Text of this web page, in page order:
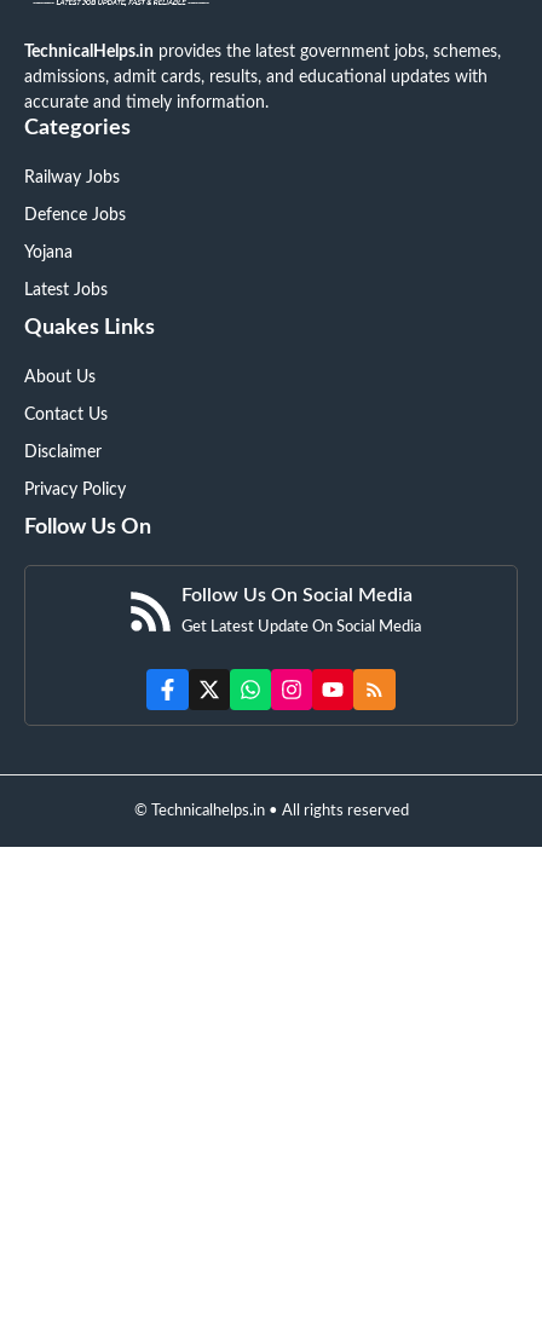
TechnicalHelps.in provides the latest government jobs, schemes,
admissions, admit cards, results, and educational updates with
accurate and timely information.
Categories
Railway Jobs
Defence Jobs
Yojana
Latest Jobs
Quakes Links
About Us
Contact Us
Disclaimer
Privacy Policy
Follow Us On
Follow Us On Social Media
Get Latest Update On Social Media
© Technicalhelps.in • All rights reserved